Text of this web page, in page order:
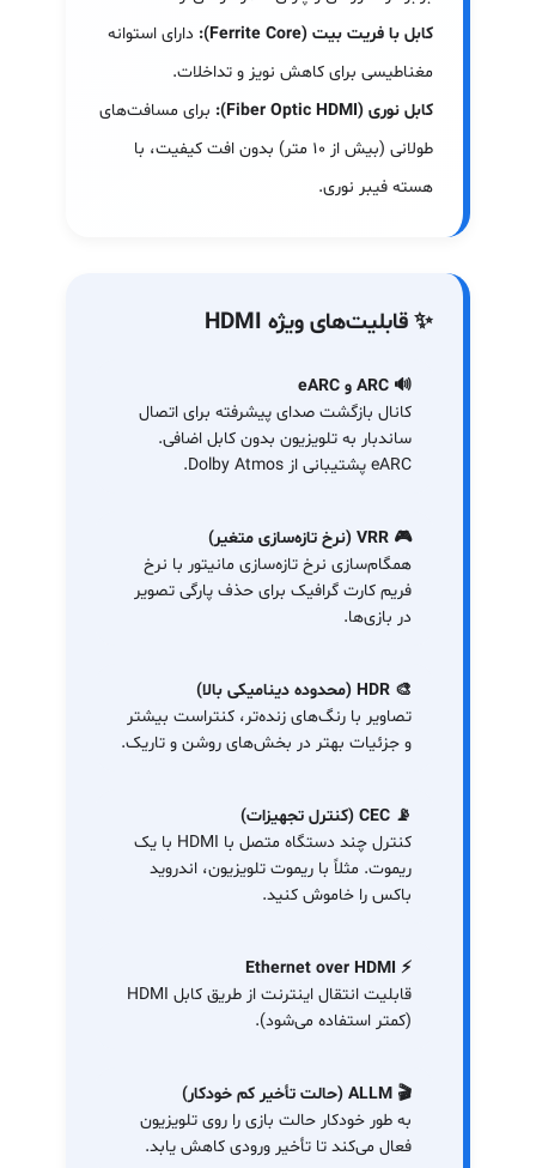
کابل با فریت بیت (Ferrite Core):
دارای استوانه
مغناطیسی برای کاهش نویز و تداخلات.
کابل نوری (Fiber Optic HDMI):
برای مسافت‌های
طولانی (بیش از ۱۰ متر) بدون افت کیفیت، با
هسته فیبر نوری.
✨ قابلیت‌های ویژه HDMI
🔊 ARC و eARC
کانال بازگشت صدای پیشرفته برای اتصال
ساندبار به تلویزیون بدون کابل اضافی.
eARC پشتیبانی از Dolby Atmos.
🎮 VRR (نرخ تازه‌سازی متغیر)
همگام‌سازی نرخ تازه‌سازی مانیتور با نرخ
فریم کارت گرافیک برای حذف پارگی تصویر
در بازی‌ها.
🎨 HDR (محدوده دینامیکی بالا)
تصاویر با رنگ‌های زنده‌تر، کنتراست بیشتر
و جزئیات بهتر در بخش‌های روشن و تاریک.
📡 CEC (کنترل تجهیزات)
کنترل چند دستگاه متصل با HDMI با یک
ریموت. مثلاً با ریموت تلویزیون، اندروید
باکس را خاموش کنید.
⚡ Ethernet over HDMI
قابلیت انتقال اینترنت از طریق کابل HDMI
(کمتر استفاده می‌شود).
🎬 ALLM (حالت تأخیر کم خودکار)
به طور خودکار حالت بازی را روی تلویزیون
فعال می‌کند تا تأخیر ورودی کاهش یابد.